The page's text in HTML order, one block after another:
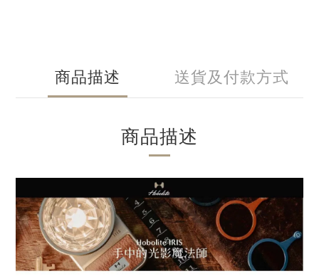
商品描述 送貨及付款方式
商品描述